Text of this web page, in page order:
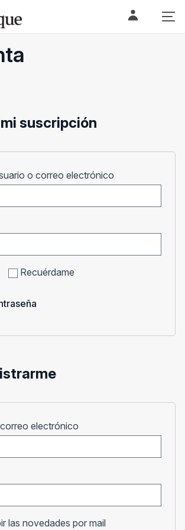
suscripción
o correo electrónico
Recuérdame
electrónico
las novedades por mail